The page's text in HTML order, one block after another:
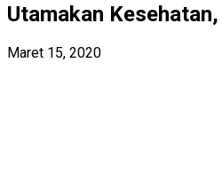
Utamakan
Maret 15, 2020